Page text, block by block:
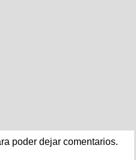
poder dejar comentarios.